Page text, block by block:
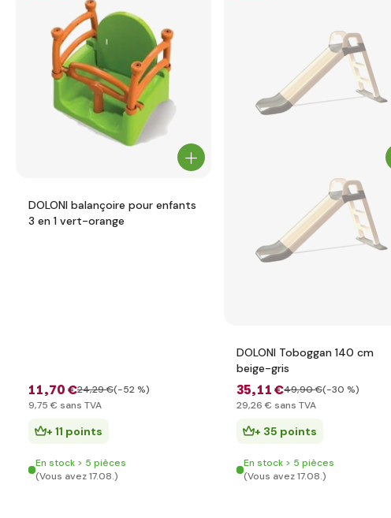
DOLONI balançoire pour enfants
3 en 1 vert-orange
11,70 €24,29 €(-52 %)
9,75 € sans TVA
+ 11 points
En stock > 5 pièces
(Vous avez 17.08.)
DOLONI Toboggan 140 cm
beige-gris
35,11 €49,90 €(-30 %)
29,26 € sans TVA
+ 35 points
En stock > 5 pièces
(Vous avez 17.08.)